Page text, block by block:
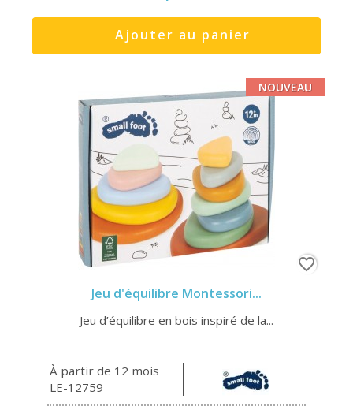
Ajouter au panier
Jeu d'équilibre Montessori...
Jeu d’équilibre en bois inspiré de la...
À partir de 12 mois
LE-12759
NOUVEAU
favorite_border